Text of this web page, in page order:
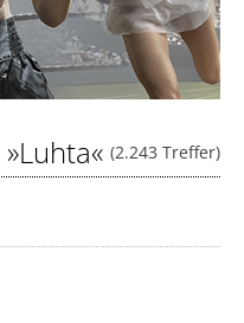
(2.243 Treffer)
»Luhta«